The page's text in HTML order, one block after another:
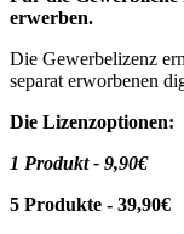
erwerben.
Die Gewerbelizenz
separat erworbenen
Die Lizenzoptionen:
1 Produkt - 9,90€
5 Produkte - 39,90€